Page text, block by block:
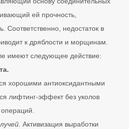
ей прочность,
Соответственно, недостаток в
к дряблости и морщинам.
имеют следующее действие:
хорошими антиоксидантными
лифтинг-эффект без уколов
операций.
Активизация выработки